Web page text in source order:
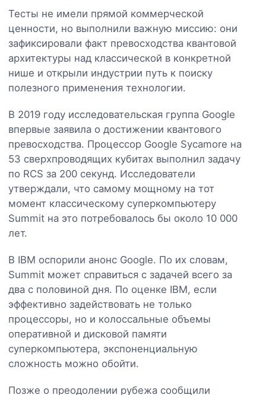
Тесты не имели прямой коммерческой
ценности, но выполнили важную миссию: они
зафиксировали факт превосходства квантовой
архитектуры над классической в конкретной
нише и открыли индустрии путь к поиску
полезного применения технологии.
В 2019 году исследовательская группа Google
впервые заявила о достижении квантового
превосходства. Процессор Google Sycamore на
53 сверхпроводящих кубитах выполнил задачу
по RCS за 200 секунд. Исследователи
утверждали, что самому мощному на тот
момент классическому суперкомпьютеру
Summit на это потребовалось бы около 10 000
лет.
В IBM оспорили анонс Google. По их словам,
Summit может справиться с задачей всего за
два с половиной дня. По оценке IBM, если
эффективно задействовать не только
процессоры, но и колоссальные объемы
оперативной и дисковой памяти
суперкомпьютера, экспоненциальную
сложность можно обойти.
Позже о преодолении рубежа сообщили